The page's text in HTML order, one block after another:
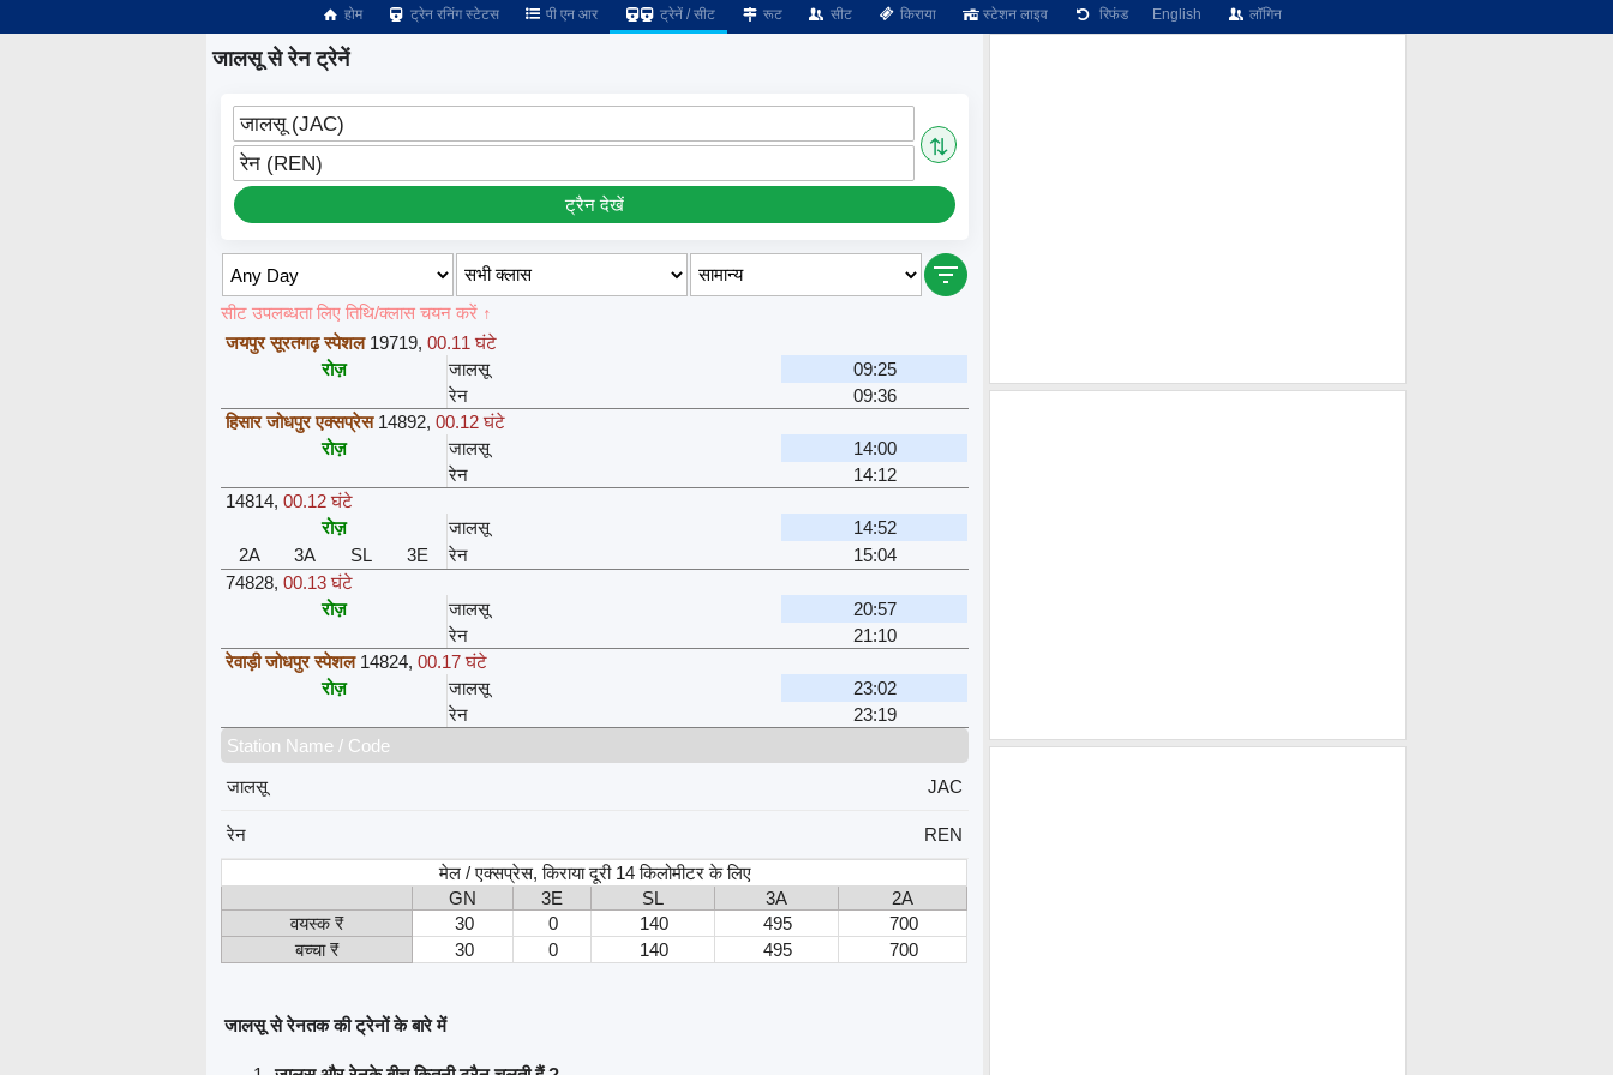
होम ट्रेन रनिंग स्टेटस पी एन आर ट्रेनें / सीट रूट सीट किराया स्टेशन लाइव रिफंड English लॉगिन
जालसू से रेन ट्रेनें
जालसू (JAC)
⇅
रेन (REN)
ट्रैन देखें
सीट उपलब्धता लिए तिथि/क्लास चयन करें ↑
जयपुर सूरतगढ़ स्पेशल 19719,00.11 घंटे
रोज़
जालसू
09:25
रेन
09:36
हिसार जोधपुर एक्सप्रेस 14892,00.12 घंटे
रोज़
जालसू
14:00
रेन
14:12
14814,00.12 घंटे
रोज़
जालसू
14:52
2A
3A SL 3E रेन
15:04
74828,00.13 घंटे
रोज़
जालसू
20:57
रेन
21:10
रेवाड़ी जोधपुर स्पेशल 14824,00.17 घंटे
रोज़
जालसू
23:02
रेन
23:19
Station Name / Code
जालसू
JAC
रेन
REN
मेल / एक्सप्रेस, किराया दूरी 14 किलोमीटर के लिए
GN
3E SL 3A
2A
वयस्क ₹
30 0 140 495
700
बच्चा ₹
30 0 140 495 700
जालसू से रेनतक की ट्रेनों के बारे में